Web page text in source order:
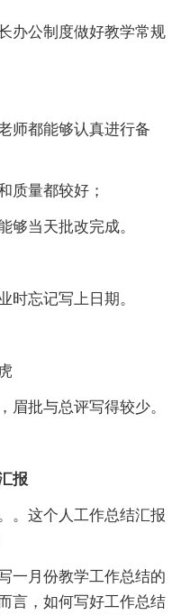
公制度做好教学常规
都能够认真进行备
量都较好；
当天批改完成。
忘记写上日期。
批与总评写得较少。
报
这个人工作总结汇报
月份教学工作总结的
言，如何写好工作总结